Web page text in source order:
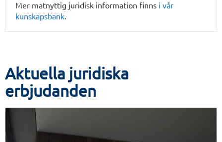
Mer matnyttig juridisk information finns i vår
kunskapsbank.
Aktuella juridiska
erbjudanden